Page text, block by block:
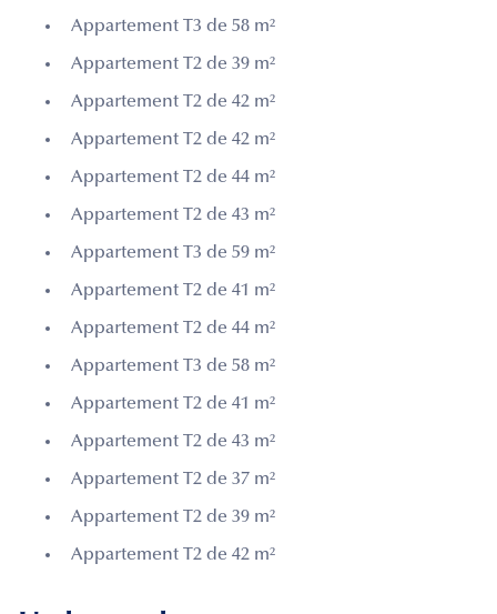
Appartement T3 de 58 m²
Appartement T2 de 39 m²
Appartement T2 de 42 m²
Appartement T2 de 42 m²
Appartement T2 de 44 m²
Appartement T2 de 43 m²
Appartement T3 de 59 m²
Appartement T2 de 41 m²
Appartement T2 de 44 m²
Appartement T3 de 58 m²
Appartement T2 de 41 m²
Appartement T2 de 43 m²
Appartement T2 de 37 m²
Appartement T2 de 39 m²
Appartement T2 de 42 m²